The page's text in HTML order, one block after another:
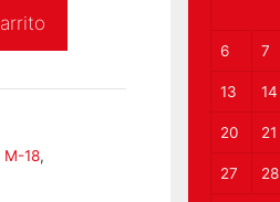
M-18,
6 7
13 14
20 21
27 28